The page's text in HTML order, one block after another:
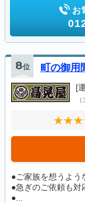
お
8位 町の御用
[
●ご家族を想うよう
●急ぎのご依頼も対
●...